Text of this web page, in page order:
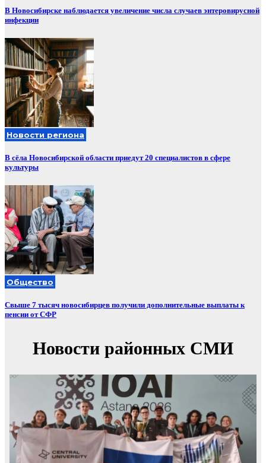
В Новосибирске наблюдается увеличение числа случаев энтеровирусной
инфекции
Новости региона
В сёла Новосибирской области приедут 20 специалистов в сфере
культуры
Общество
Свыше 7 тысяч новосибирцев получили дополнительные выплаты к
пенсии от СФР